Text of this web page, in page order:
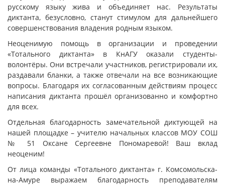
русскому языку жива и объединяет нас. Результаты
диктанта, безусловно, станут стимулом для дальнейшего
совершенствования владения родным языком.
Неоценимую помощь в организации и проведении
«Тотального диктанта» в КнАГУ оказали студенты-
волонтёры. Они встречали участников, регистрировали их,
раздавали бланки, а также отвечали на все возникающие
вопросы. Благодаря их согласованным действиям процесс
написания диктанта прошёл организованно и комфортно
для всех.
Отдельная благодарность замечательной диктующей на
нашей площадке – учителю начальных классов МОУ СОШ
№ 51 Оксане Сергеевне Пономаревой! Ваш вклад
неоценим!
От лица команды «Тотального диктанта» г. Комсомольска-
на-Амуре выражаем благодарность преподавателям